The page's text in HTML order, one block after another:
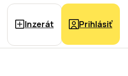
Inzerát Prihlásiť